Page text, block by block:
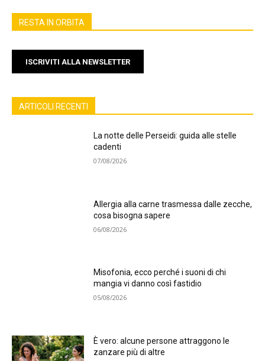
RESTA IN ORBITA
ISCRIVITI ALLA NEWSLETTER
ARTICOLI RECENTI
La notte delle Perseidi: guida alle stelle
cadenti
07/08/2026
Allergia alla carne trasmessa dalle zecche,
cosa bisogna sapere
06/08/2026
Misofonia, ecco perché i suoni di chi
mangia vi danno così fastidio
05/08/2026
È vero: alcune persone attraggono le
zanzare più di altre